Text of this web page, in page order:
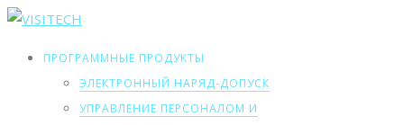
ПРОГРАММНЫЕ ПРОДУКТЫ
ЭЛЕКТРОННЫЙ НАРЯД-ДОПУСК
УПРАВЛЕНИЕ ПЕРСОНАЛОМ И